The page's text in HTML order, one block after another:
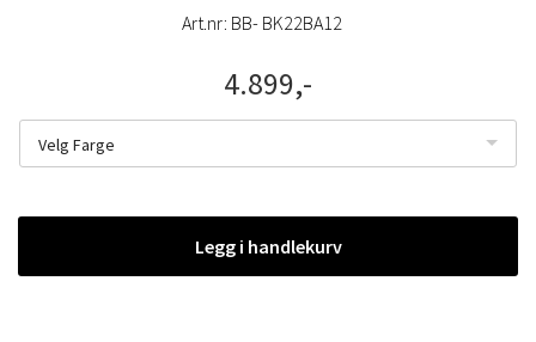
Art.nr: BB- BK22BA12
4.899,-
Velg Farge
Legg i handlekurv